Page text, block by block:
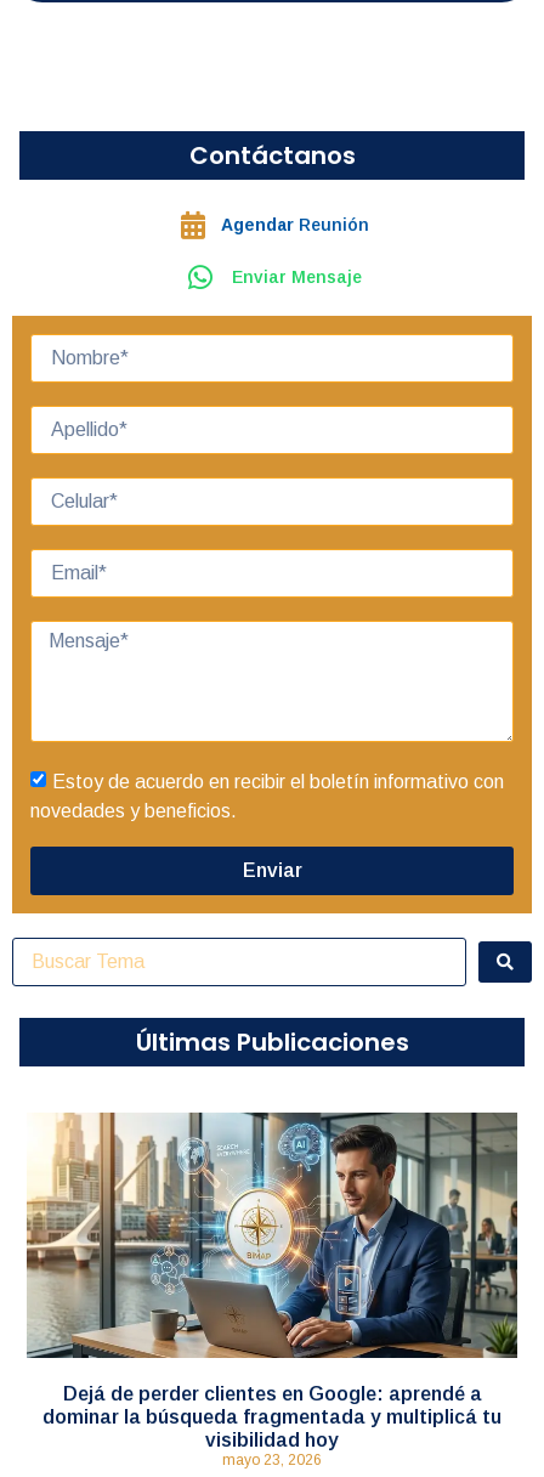
Contáctanos
Agendar Reunión
Enviar Mensaje
Estoy de acuerdo en recibir el boletín informativo con
novedades y beneficios.
Enviar
Últimas Publicaciones
Dejá de perder clientes en Google: aprendé a
dominar la búsqueda fragmentada y multiplicá tu
visibilidad hoy
mayo 23, 2026